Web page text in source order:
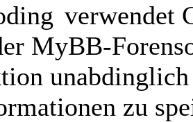
verwendet
MyBB-
zu